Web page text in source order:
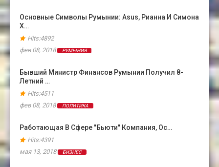
Основные Символы Румынии: Asus, Рианна И Симона
Х…
Hits:4892
фев 08, 2018
РУМЫНИЯ
Бывший Министр Финансов Румынии Получил 8-
Летний …
Hits:4511
фев 08, 2018
ПОЛИТИКА
Работающая В Сфере "бьюти" Компания, Ос…
Hits:4391
мая 13, 2018
БИЗНЕС